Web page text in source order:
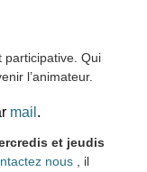
participative. Qui
l’animateur.
mail .
et jeudis
nous
, il